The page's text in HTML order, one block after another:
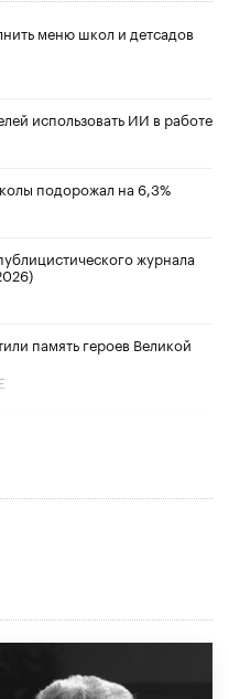
меню школ и детсадов
использовать ИИ в работе
подорожал на 6,3%
журнала
память героев Великой